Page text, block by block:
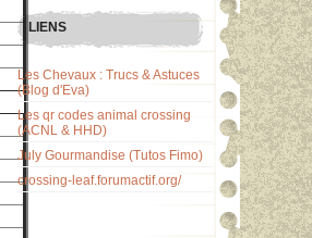
LIENS
Les Chevaux : Trucs & Astuces
(Blog d'Eva)
Les qr codes animal crossing
(ACNL & HHD)
July Gourmandise (Tutos Fimo)
crossing-leaf.forumactif.org/